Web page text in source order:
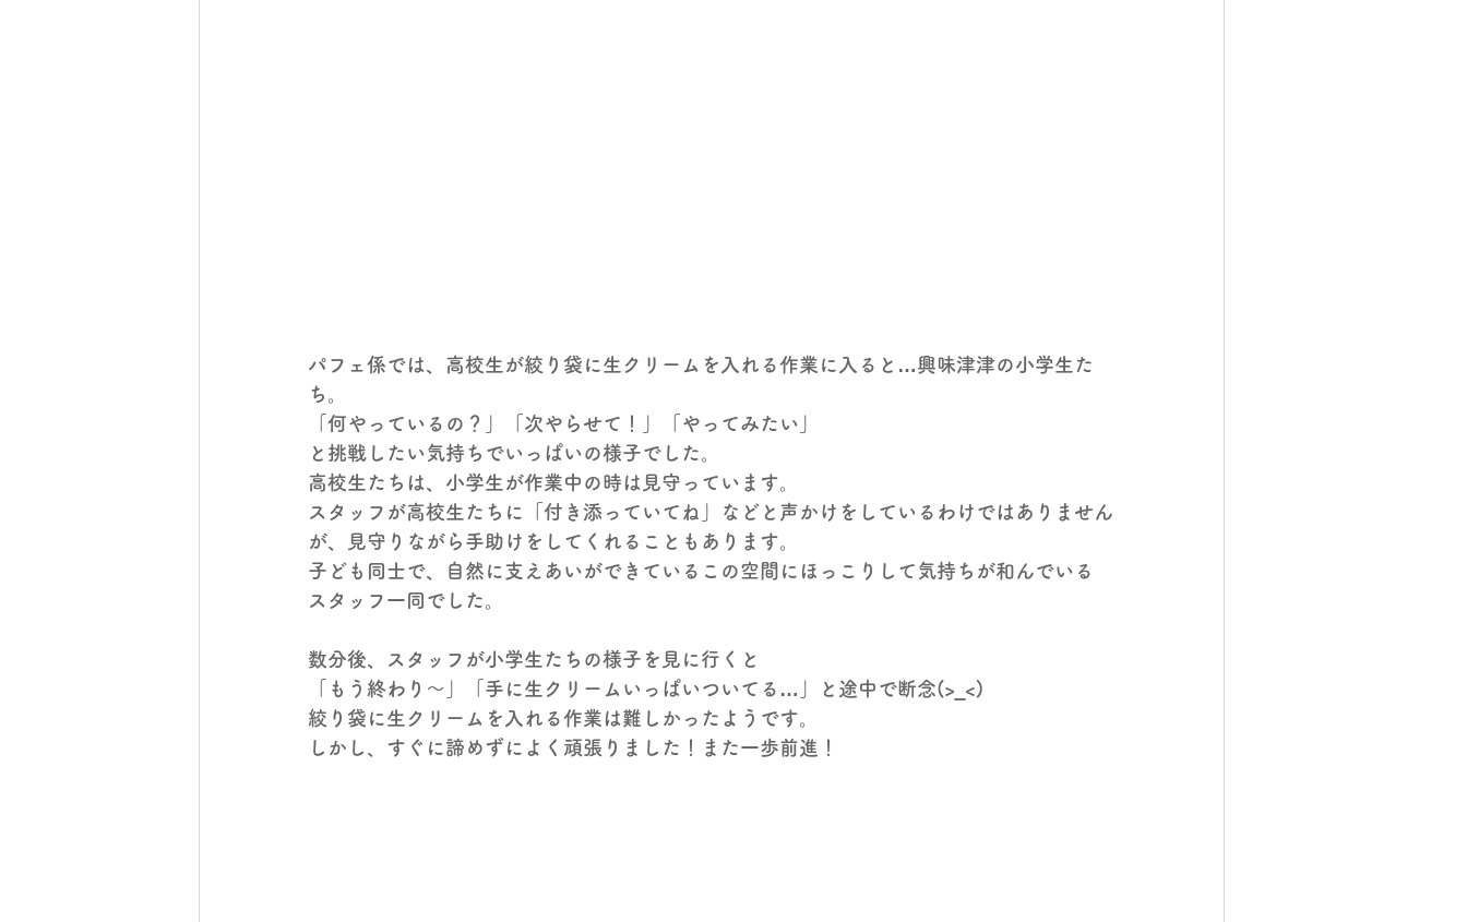
パフェ係では、高校生が絞り袋に生クリームを入れる作業に入ると…興味津津の小学生た
ち。
「何やっているの？」「次やらせて！」「やってみたい」
と挑戦したい気持ちでいっぱいの様子でした。
高校生たちは、小学生が作業中の時は見守っています。
スタッフが高校生たちに「付き添っていてね」などと声かけをしているわけではありません
が、見守りながら手助けをしてくれることもあります。
子ども同士で、自然に支えあいができているこの空間にほっこりして気持ちが和んでいる
スタッフ一同でした。
数分後、スタッフが小学生たちの様子を見に行くと
「もう終わり～」「手に生クリームいっぱいついてる…」と途中で断念(>_<)
絞り袋に生クリームを入れる作業は難しかったようです。
しかし、すぐに諦めずによく頑張りました！また一歩前進！